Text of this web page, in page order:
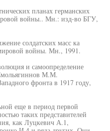
планах германских
войны.. Мн.: изд-во БГУ,
солдатских масс ка
войны. Мн., 1991.
и самоопределение
М.М.
фронта в 1917 году,
еще в период первой
таких представителей
как Луцкевич А.1,